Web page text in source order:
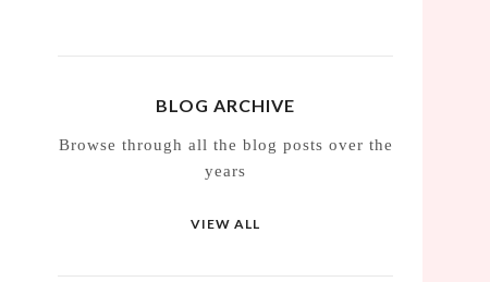
BLOG ARCHIVE
Browse through all the blog posts over the
years
VIEW ALL